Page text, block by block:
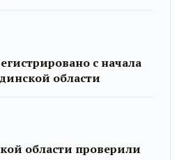
с начала
области
области проверили